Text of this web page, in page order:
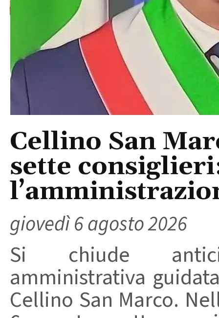
Cellino San
sette
giovedì 6 agosto 2026
Si chiude
amministrativa
Cellino San Marco.